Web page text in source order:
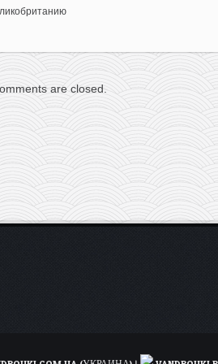
are closed.